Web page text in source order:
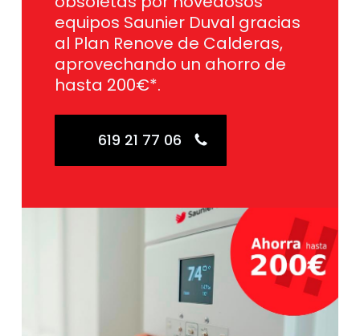
equipos Saunier Duval gracias
al Plan Renove de Calderas,
aprovechando un ahorro de
hasta 200€*.
619 21 77 06